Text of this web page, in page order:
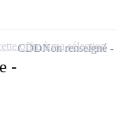
-
CDDNon renseigné
offre à ma sélection